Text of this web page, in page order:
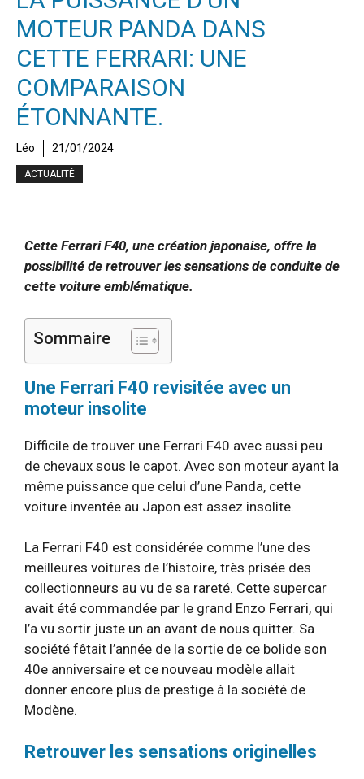
MOTEUR PANDA DANS
CETTE FERRARI: UNE
COMPARAISON
ÉTONNANTE.
Léo 21/01/2024
ACTUALITÉ
Cette Ferrari F40, une création japonaise, offre la
possibilité de retrouver les sensations de conduite de
cette voiture emblématique.
Sommaire
Une Ferrari F40 revisitée avec un
moteur insolite
Difficile de trouver une Ferrari F40 avec aussi peu
de chevaux sous le capot. Avec son moteur ayant la
même puissance que celui d’une Panda, cette
voiture inventée au Japon est assez insolite.
La Ferrari F40 est considérée comme l’une des
meilleures voitures de l’histoire, très prisée des
collectionneurs au vu de sa rareté. Cette supercar
avait été commandée par le grand Enzo Ferrari, qui
l’a vu sortir juste un an avant de nous quitter. Sa
société fêtait l’année de la sortie de ce bolide son
40e anniversaire et ce nouveau modèle allait
donner encore plus de prestige à la société de
Modène.
Retrouver les sensations originelles